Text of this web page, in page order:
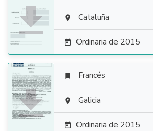
  Cataluña
 Ordinaria de 2015

 Francés
 Galicia
 Ordinaria de 2015